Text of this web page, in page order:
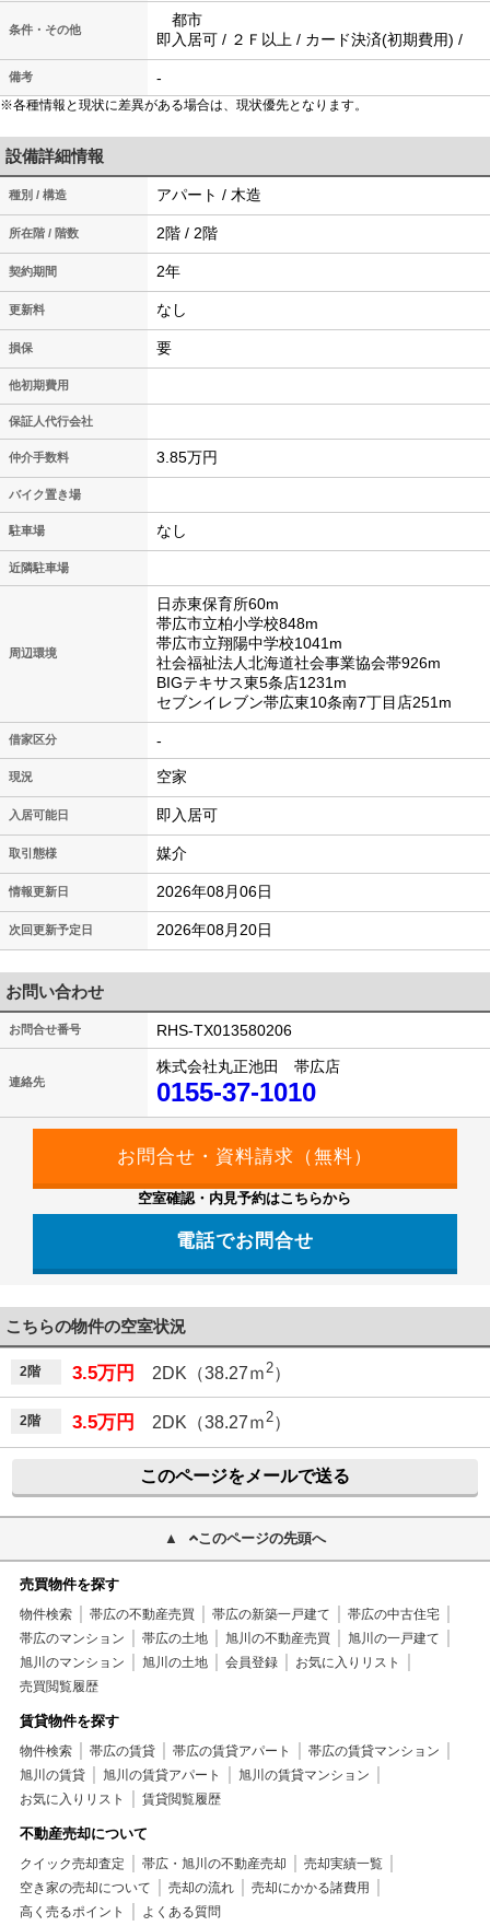
条件・その他
都市
即入居可 / ２Ｆ以上 / カード決済(初期費用) /
備考 -
※各種情報と現状に差異がある場合は、現状優先となります。
設備詳細情報
種別 / 構造 アパート / 木造
所在階 / 階数 2階 / 2階
契約期間 2年
更新料 なし
損保 要
他初期費用
保証人代行会社
仲介手数料 3.85万円
バイク置き場
駐車場 なし
近隣駐車場
周辺環境
日赤東保育所60m
帯広市立柏小学校848m
帯広市立翔陽中学校1041m
社会福祉法人北海道社会事業協会帯926m
BIGテキサス東5条店1231m
セブンイレブン帯広東10条南7丁目店251m
借家区分 -
現況 空家
入居可能日 即入居可
取引態様 媒介
情報更新日 2026年08月06日
次回更新予定日 2026年08月20日
お問い合わせ
お問合せ番号 RHS-TX013580206
連絡先
株式会社丸正池田 帯広店
0155-37-1010
空室確認・内見予約はこちらから
電話でお問合せ
こちらの物件の空室状況
2階 3.5万円 2DK（38.27ｍ2）
2階 3.5万円 2DK（38.27ｍ2）
このページをメールで送る
このページの先頭へ
売買物件を探す
物件検索 帯広の不動産売買 帯広の新築一戸建て
帯広の中古住宅
帯広のマンション
帯広の土地 旭川の不動産売買
旭川の一戸建て
旭川のマンション
旭川の土地 会員登録
お気に入りリスト
売買閲覧履歴
賃貸物件を探す
物件検索 帯広の賃貸 帯広の賃貸アパート
帯広の賃貸マンション
旭川の賃貸
旭川の賃貸アパート
旭川の賃貸マンション
お気に入りリスト
賃貸閲覧履歴
不動産売却について
クイック売却査定 帯広・旭川の不動産売却
売却実績一覧
空き家の売却について
売却の流れ
売却にかかる諸費用
高く売るポイント
よくある質問